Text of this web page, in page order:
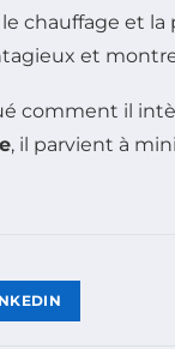
chauffage et
et
comment il
, il parvient à